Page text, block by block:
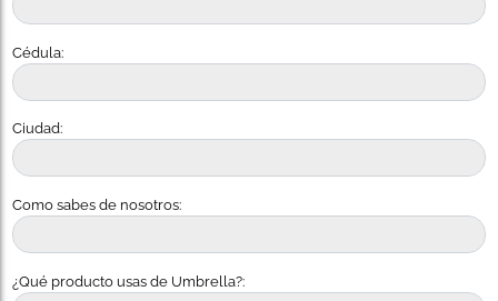
Cédula:
Ciudad:
Como sabes de nosotros:
¿Qué producto usas de Umbrella?: